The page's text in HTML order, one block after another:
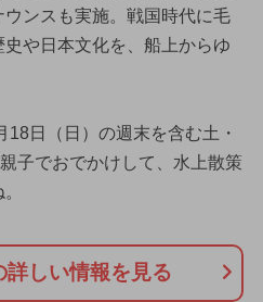
ンスも実施。戦国時代に毛
や日本文化を、船上からゆ
日（日）の週末を含む土・
子でおでかけして、水上散策
詳しい情報を見る